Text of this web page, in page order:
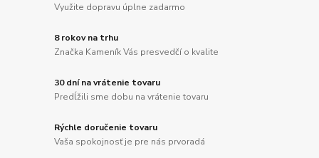
Využite dopravu úplne zadarmo
8 rokov na trhu
Značka Kameník Vás presvedčí o kvalite
30 dní na vrátenie tovaru
Predĺžili sme dobu na vrátenie tovaru
Rýchle doručenie tovaru
Vaša spokojnosť je pre nás prvoradá